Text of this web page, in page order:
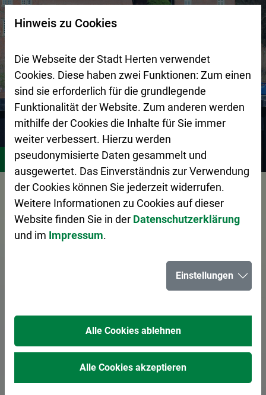
Zur Startseite (Schnelltaste 0)
Zum Seitenanfang springen (Schnelltaste A)
Zur Navigation/Menü springen (Schnelltaste M)
Zur Suche springen (Schnelltaste 8)
Zum Inhalt springen (Schnelltaste I)
Zum Fußbereich springen (Schnelltaste Z)
Stadtgestaltung Zentraler Betriebshof Herten (ZBH)
Vorlesen
Das Abfall-ABC
Hier erhalten Sie Informationen zur korrekten
Entsorgung von Abfällen. Ein Kategoriefilter
sortiert die Begriffe nach Entsorgungsart, und es
kann nach den Anfangsbuchstaben gefiltert
Suchseite mit Schnellsuche
Hinweis zu Cookies
Die Webseite der Stadt Herten verwendet
Cookies. Diese haben zwei Funktionen: Zum einen
sind sie erforderlich für die grundlegende
Funktionalität der Website. Zum anderen werden
mithilfe der Cookies die Inhalte für Sie immer
weiter verbessert. Hierzu werden
pseudonymisierte Daten gesammelt und
ausgewertet. Das Einverständnis zur Verwendung
der Cookies können Sie jederzeit widerrufen.
Weitere Informationen zu Cookies auf dieser
Website finden Sie in der Datenschutzerklärung
und im Impressum.
Einstellungen
Alle Cookies ablehnen
Alle Cookies akzeptieren